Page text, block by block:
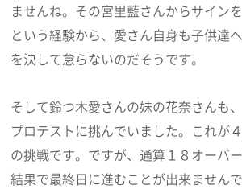
ませんね。その宮里藍さんからサイン
という経験から、愛さん自身も子供達
を決して怠らないのだそうです。
そして鈴つ木愛さんの妹の花奈さんも
プロテストに挑んでいました。これが
の挑戦です。ですが、通算１８オーバ
結果で最終日に進むことが出来ません